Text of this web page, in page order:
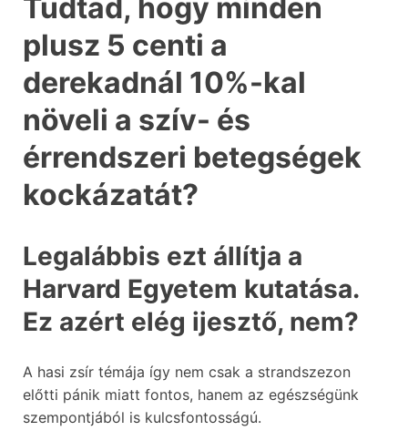
Tudtad, hogy minden
plusz 5 centi a
derekadnál 10%-kal
növeli a szív- és
érrendszeri betegségek
kockázatát?
Legalábbis ezt állítja a
Harvard Egyetem kutatása.
Ez azért elég ijesztő, nem?
A hasi zsír témája így nem csak a strandszezon
előtti pánik miatt fontos, hanem az egészségünk
szempontjából is kulcsfontosságú.